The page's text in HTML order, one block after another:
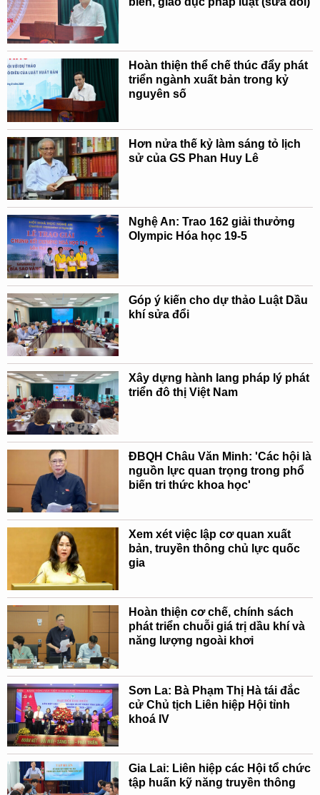
Hoàn thiện thể chế thúc đẩy phát
triển ngành xuất bản trong kỷ
nguyên số
Hơn nửa thế kỷ làm sáng tỏ lịch
sử của GS Phan Huy Lê
Nghệ An: Trao 162 giải thưởng
Olympic Hóa học 19-5
Góp ý kiến cho dự thảo Luật Dầu
khí sửa đổi
Xây dựng hành lang pháp lý phát
triển đô thị Việt Nam
ĐBQH Châu Văn Minh: 'Các hội là
nguồn lực quan trọng trong phổ
biến tri thức khoa học'
Xem xét việc lập cơ quan xuất
bản, truyền thông chủ lực quốc
gia
Hoàn thiện cơ chế, chính sách
phát triển chuỗi giá trị dầu khí và
năng lượng ngoài khơi
Sơn La: Bà Phạm Thị Hà tái đắc
cử Chủ tịch Liên hiệp Hội tỉnh
khoá IV
Gia Lai: Liên hiệp các Hội tổ chức
tập huấn kỹ năng truyền thông